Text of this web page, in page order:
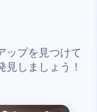
ップを見つけて
見しましょう！